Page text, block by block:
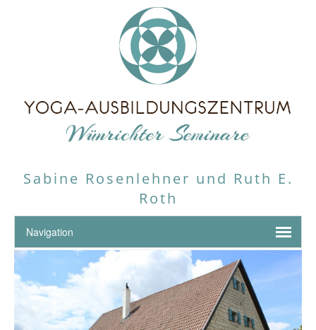
Sabine Rosenlehner und Ruth E.
Roth